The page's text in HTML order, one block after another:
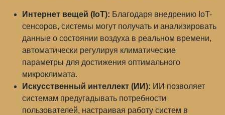
Интернет вещей (IoT): Благодаря внедрению IoT-
сенсоров, системы могут получать и анализировать
данные о состоянии воздуха в реальном времени,
автоматически регулируя климатические
параметры для достижения оптимального
микроклимата.
Искусственный интеллект (ИИ): ИИ позволяет
системам предугадывать потребности
пользователей, настраивая работу систем в